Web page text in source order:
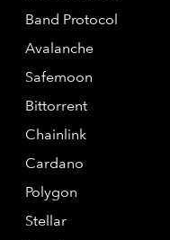
Band Protocol
Avalanche
Safemoon
Bittorrent
Chainlink
Cardano
Polygon
Stellar